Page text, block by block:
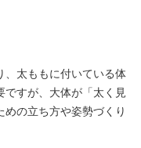
、太ももに付いている体
ですが、大体が「太く見
の立ち方や姿勢づくり